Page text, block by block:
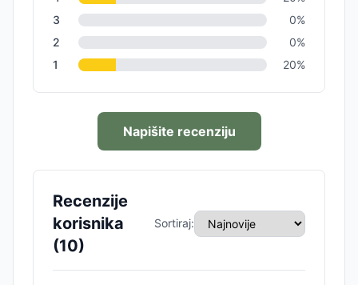
3
0%
2
0%
1
20%
Napišite recenziju
Recenzije
korisnika
(10)
Sortiraj: